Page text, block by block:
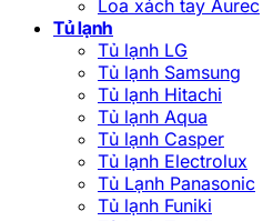
Loa xách tay Aurec
Tủ lạnh
Tủ lạnh LG
Tủ lạnh Samsung
Tủ lạnh Hitachi
Tủ lạnh Aqua
Tủ lạnh Casper
Tủ lạnh Electrolux
Tủ Lạnh Panasonic
Tủ lạnh Funiki